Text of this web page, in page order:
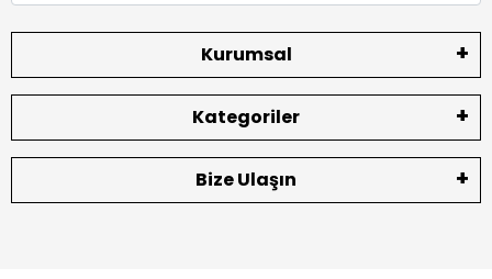
Kurumsal
Kategoriler
Bize Ulaşın